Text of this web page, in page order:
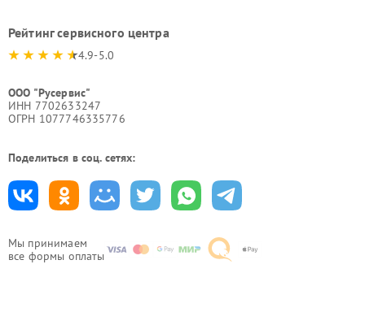
Мы принимаем
все формы оплаты
Рейтинг сервисного центра
4.9-5.0
ООО "Русервис"
ИНН 7702633247
ОГРН 1077746335776
Поделиться в соц. сетях: